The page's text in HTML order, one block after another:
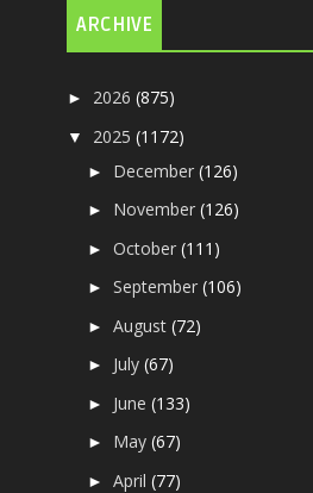
ARCHIVE
► 2026(875)
▼ 2025(1172)
► December(126)
► November(126)
►October(111)
►September(106)
►August(72)
► July(67)
► June(133)
► May(67)
►April(77)